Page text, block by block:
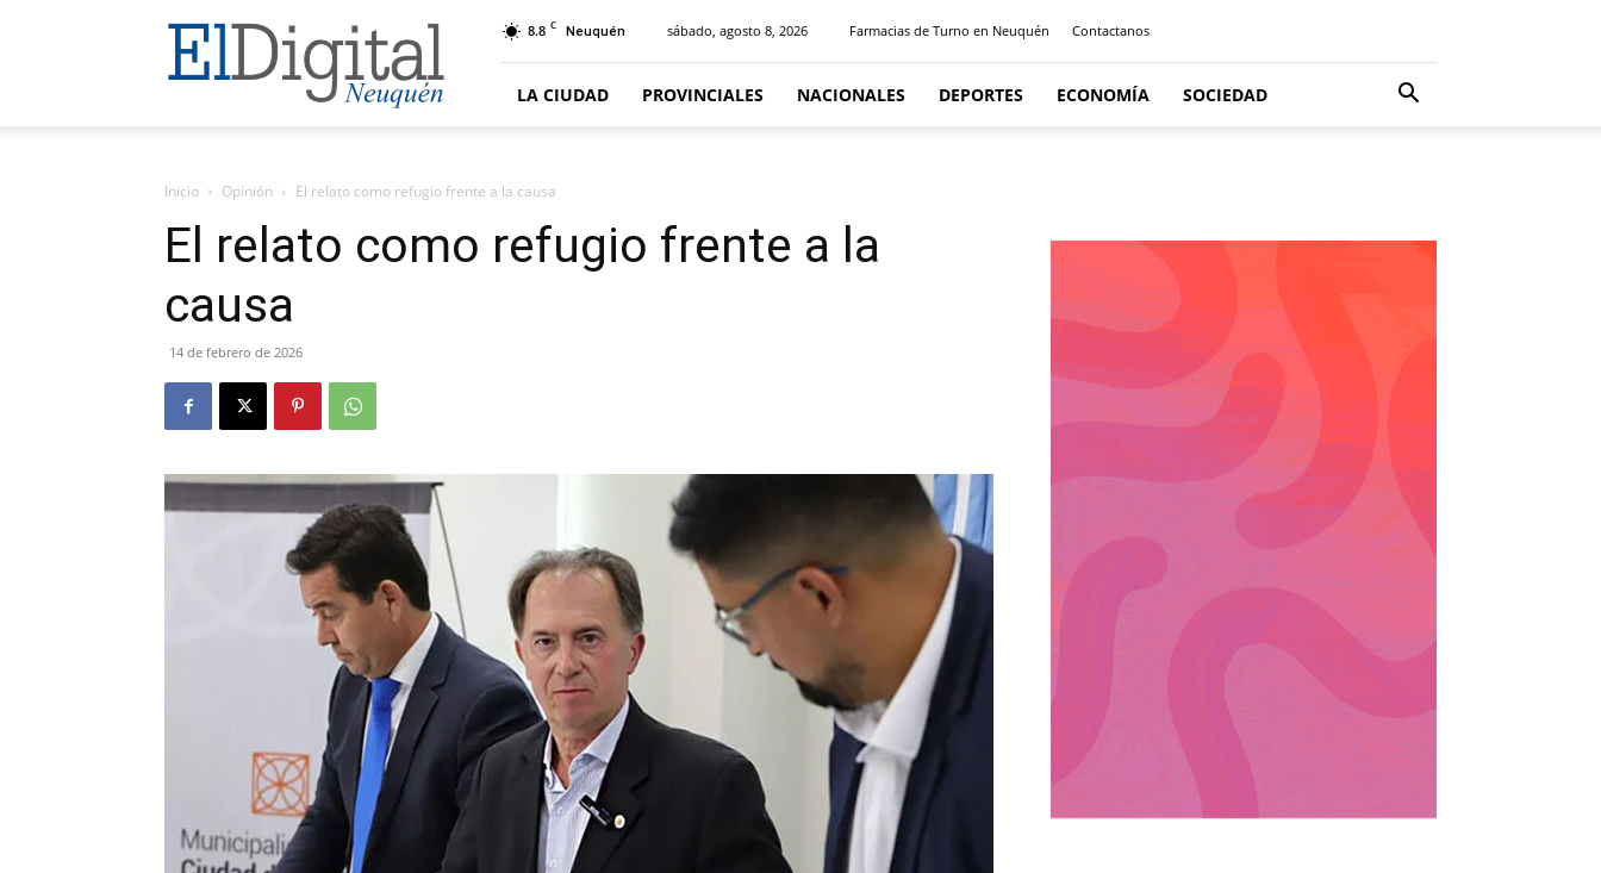
El
Digital
Neuquen
8.8 C Neuquén sábado, agosto 8, 2026 Farmacias de Turno en Neuquén Contactanos
LA CIUDAD PROVINCIALES NACIONALES DEPORTES ECONOMÍA SOCIEDAD
Inicio Opinión El relato como refugio frente a la causa
El relato como refugio frente a la
causa
14 de febrero de 2026